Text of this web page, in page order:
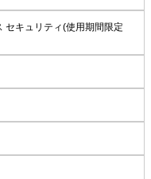
セキュリティ(使用期間限定